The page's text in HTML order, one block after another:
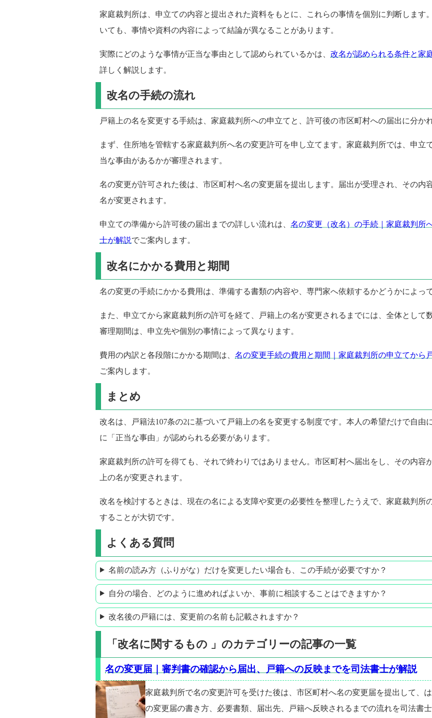
家庭裁判所は、申立ての内容と提出された資料をもとに、これらの事情を個別に判断します
いても、事情や資料の内容によって結論が異なることがあります。
実際にどのような事情が正当な事由として認められているかは、 改名が認められる条件と家
詳しく解説します。
改名の手続の流れ
戸籍上の名を変更する手続は、家庭裁判所への申立てと、許可後の市区町村への届出に分かれ
まず、住所地を管轄する家庭裁判所へ名の変更許可を申し立てます。家庭裁判所では、申立
当な事由があるかが審理されます。
名の変更が許可された後は、市区町村へ名の変更届を提出します。届出が受理され、その内
名が変更されます。
申立ての準備から許可後の届出までの詳しい流れは、 名の変更（改名）の手続｜家庭裁判所
士が解説でご案内します。
改名にかかる費用と期間
名の変更の手続にかかる費用は、準備する書類の内容や、専門家へ依頼するかどうかによっ
また、申立てから家庭裁判所の許可を経て、戸籍上の名が変更されるまでには、全体として
審理期間は、申立先や個別の事情によって異なります。
費用の内訳と各段階にかかる期間は、 名の変更手続の費用と期間｜家庭裁判所の申立てから
ご案内します。
まとめ
改名は、戸籍法107条の2に基づいて戸籍上の名を変更する制度です。本人の希望だけで自由
に「正当な事由」が認められる必要があります。
家庭裁判所の許可を得ても、それで終わりではありません。市区町村へ届出をし、その内容
上の名が変更されます。
改名を検討するときは、現在の名による支障や変更の必要性を整理したうえで、家庭裁判所
することが大切です。
よくある質問
名前の読み方（ふりがな）だけを変更したい場合も、この手続が必要ですか？
自分の場合、どのように進めればよいか、事前に相談することはできますか？
改名後の戸籍には、変更前の名前も記載されますか？
「改名に関するもの 」のカテゴリーの記事の一覧
名の変更届｜審判書の確認から届出、戸籍への反映までを司法書士が解説
家庭裁判所で名の変更許可を受けた後は、市区町村へ名の変更届を提出して、
の変更届の書き方、必要書類、届出先、戸籍へ反映されるまでの流れを司法書